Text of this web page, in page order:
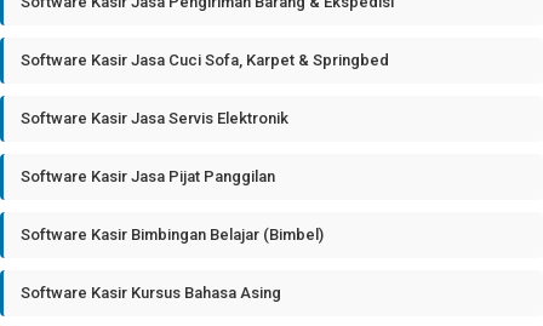
Software Kasir Jasa Cuci Sofa, Karpet & Springbed
Software Kasir Jasa Servis Elektronik
Software Kasir Jasa Pijat Panggilan
Software Kasir Bimbingan Belajar (Bimbel)
Software Kasir Kursus Bahasa Asing